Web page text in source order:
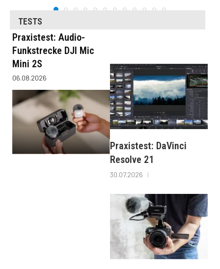
TESTS
Praxistest: Audio-
Funkstrecke DJI Mic
Mini 2S
06.08.2026
Praxistest: DaVinci
Resolve 21
30.07.2026